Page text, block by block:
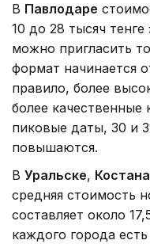
В Павлодаре
10 до 28 тысяч
можно пригласить
формат начинается
правило, более
более
пиковые даты, 30 и
повышаются.
В Уральске,
средняя стоимость
составляет около
каждого города